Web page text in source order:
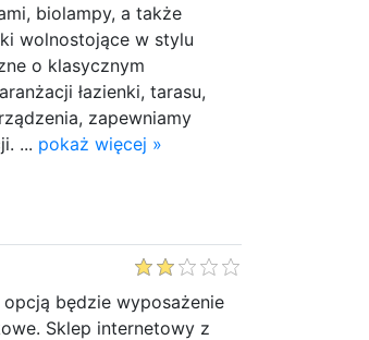
biolampy, a także
wolnostojące w stylu
o klasycznym
łazienki, tarasu,
zapewniamy
... pokaż więcej »
opcją będzie wyposażenie
Sklep internetowy z